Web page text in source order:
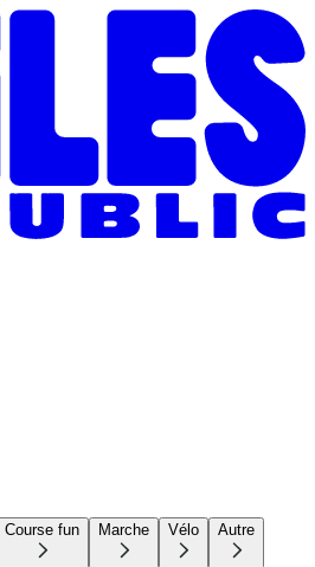
Course fun Marche Vélo Autre